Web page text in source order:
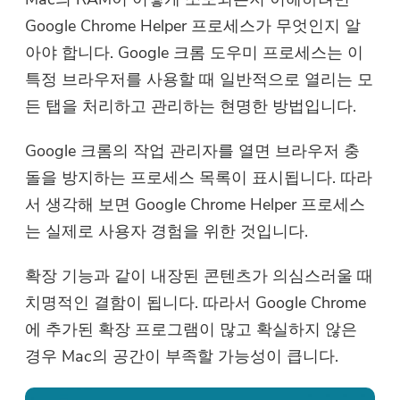
Google Chrome Helper 프로세스가 무엇인지 알
아야 합니다. Google 크롬 도우미 프로세스는 이
특정 브라우저를 사용할 때 일반적으로 열리는 모
든 탭을 처리하고 관리하는 현명한 방법입니다.
Google 크롬의 작업 관리자를 열면 브라우저 충
돌을 방지하는 프로세스 목록이 표시됩니다. 따라
서 생각해 보면 Google Chrome Helper 프로세스
는 실제로 사용자 경험을 위한 것입니다.
확장 기능과 같이 내장된 콘텐츠가 의심스러울 때
치명적인 결함이 됩니다. 따라서 Google Chrome
에 추가된 확장 프로그램이 많고 확실하지 않은
경우 Mac의 공간이 부족할 가능성이 큽니다.